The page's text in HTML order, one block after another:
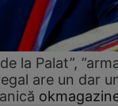
la Palat”,
are un dar